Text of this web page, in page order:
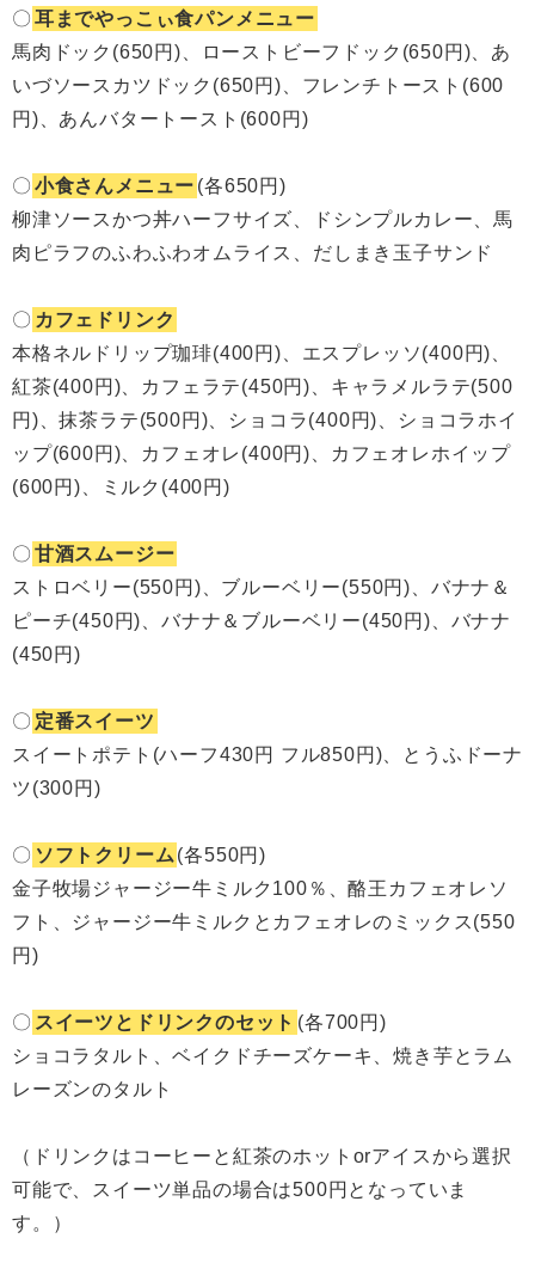
〇 耳までやっこぃ食パンメニュー
馬肉ドック(650円)、ローストビーフドック(650円)、あ
いづソースカツドック(650円)、フレンチトースト(600
円)、あんバタートースト(600円)
〇 小食さんメニュー (各650円)
柳津ソースかつ丼ハーフサイズ、ドシンプルカレー、馬
肉ピラフのふわふわオムライス、だしまき玉子サンド
〇 カフェドリンク
本格ネルドリップ珈琲(400円)、エスプレッソ(400円)、
紅茶(400円)、カフェラテ(450円)、キャラメルラテ(500
円)、抹茶ラテ(500円)、ショコラ(400円)、ショコラホイ
ップ(600円)、カフェオレ(400円)、カフェオレホイップ
(600円)、ミルク(400円)
〇 甘酒スムージー
ストロベリー(550円)、ブルーベリー(550円)、バナナ＆
ピーチ(450円)、バナナ＆ブルーベリー(450円)、バナナ
(450円)
〇 定番スイーツ
スイートポテト(ハーフ430円 フル850円)、とうふドーナ
ツ(300円)
〇 ソフトクリーム (各550円)
金子牧場ジャージー牛ミルク100％、酪王カフェオレソ
フト、ジャージー牛ミルクとカフェオレのミックス(550
円)
〇 スイーツとドリンクのセット (各700円)
ショコラタルト、ベイクドチーズケーキ、焼き芋とラム
レーズンのタルト
（ドリンクはコーヒーと紅茶のホットorアイスから選択
可能で、スイーツ単品の場合は500円となっていま
す。）